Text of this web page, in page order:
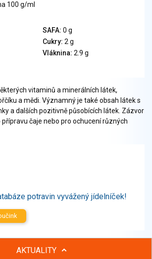
výrobky
cereální výrobky
chleby, pufované výrobky
houby
sladidla
pokrmy
100 g/ml
SAFA: 0 g
Cukry: 2 g
Vláknina: 2.9 g
vitaminů a minerálních látek,
a mědi. Významný je také obsah látek s
a dalších pozitivně působících látek. Zázvor
čaje nebo pro ochucení různých
potravin vyvážený jídelníček!
AKTUALITY